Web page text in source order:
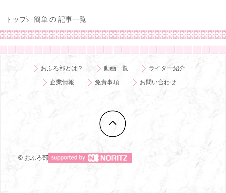
トップ 簡単 の 記事一覧
© おふろ部
おふろ部とは？ 動画一覧
ライター紹介
企業情報
免責事項 お問い合わせ